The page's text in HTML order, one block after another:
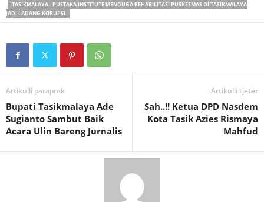
TASIKMALAYA - PUSTAKA INSTITUTE MENDUGA REHABILITASI PUSKESMAS DI TASIKMALAYA
JADI LADANG KORUPSI
Artikulli paraprak
Bupati Tasikmalaya Ade
Sugianto Sambut Baik
Acara Ulin Bareng Jurnalis
Artikulli tjetër
Sah..!! Ketua DPD Nasdem
Kota Tasik Azies Rismaya
Mahfud